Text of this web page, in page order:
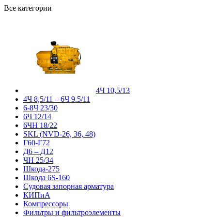
Все категории
4Ч 10,5/13
4Ч 8,5/11 – 6Ч 9.5/11
6-8Ч 23/30
6Ч 12/14
6ЧН 18/22
SKL (NVD-26, 36, 48)
Г60-Г72
Д6 – Д12
ЧН 25/34
Шкода-275
Шкода 6S-160
Судовая запорная арматура
КИПиА
Компрессоры
Фильтры и фильтроэлементы